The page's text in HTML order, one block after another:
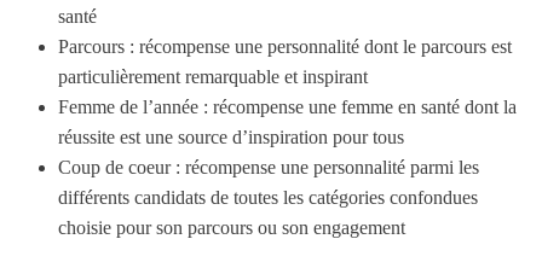
santé
Parcours : récompense une personnalité dont le parcours est
particulièrement remarquable et inspirant
Femme de l’année : récompense une femme en santé dont la
réussite est une source d’inspiration pour tous
Coup de coeur : récompense une personnalité parmi les
différents candidats de toutes les catégories confondues
choisie pour son parcours ou son engagement